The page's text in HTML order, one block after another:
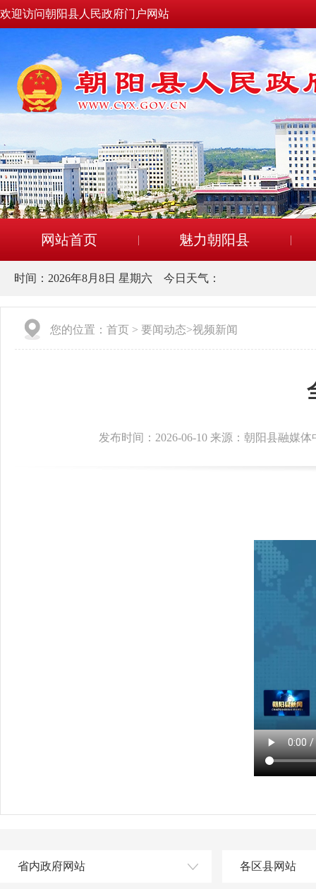
欢迎访问朝阳县人民政府门户网站
网站首页 魅力朝阳县
时间： 2026年8月8日 星期六 今日天气：
您的位置： 首页 > 要闻动态>视频新闻
发布时间：2026-06-10 来源：朝阳县融媒体
省内政府网站 各区县网站